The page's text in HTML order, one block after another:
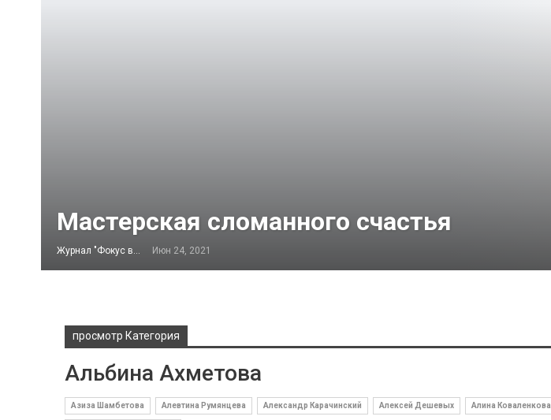
Мастерская сломанного счастья
Журнал "Фокус внимания" Июн 24, 2021
просмотр Категория
Альбина Ахметова
Азиза Шамбетова Алевтина Румянцева Александр Карачинский Алексей Дешевых Алина Коваленкова